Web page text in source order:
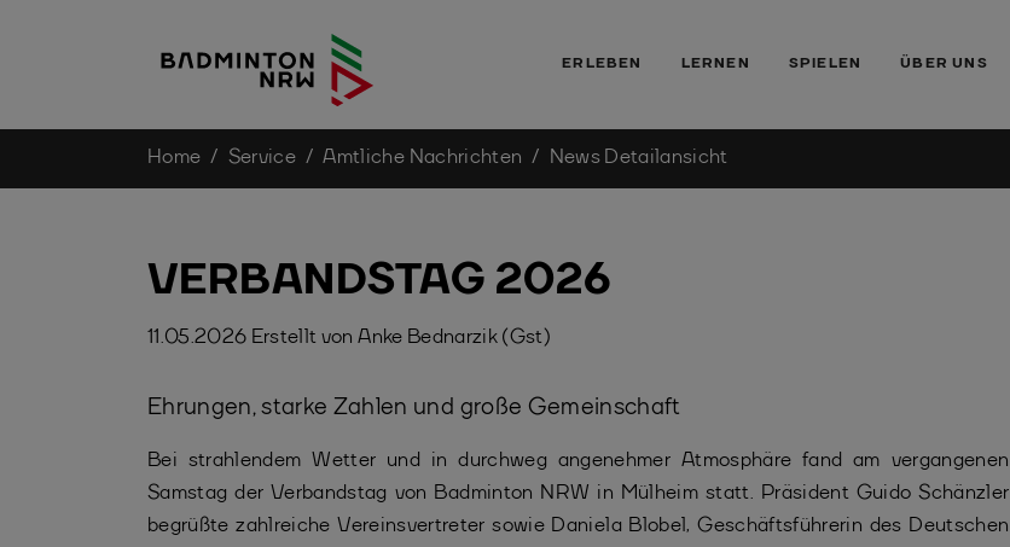
ERLEBEN LERNEN SPIELEN ÜBER UNS
Home Service Amtliche Nachrichten News Detailansicht
VERBANDSTAG 2026
11.05.2026 Erstellt vonAnke Bednarzik (Gst)
Ehrungen, starke Zahlen und große Gemeinschaft
Bei strahlendem Wetter und in durchweg angenehmer Atmosphäre fand am vergangenen
Samstag der Verbandstag von Badminton NRW in Mülheim statt. Präsident Guido Schänzler
begrüßte zahlreiche Vereinsvertreter sowie Daniela Blobel, Geschäftsführerin des Deutschen